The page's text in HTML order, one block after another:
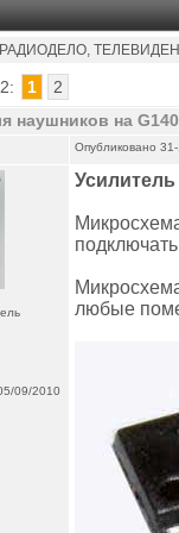
РАДИОДЕЛО,
1
2
наушников на
Опубликовано
09/2010
любые